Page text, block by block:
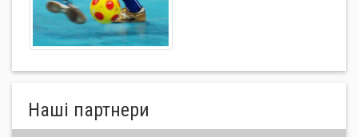
Нашi партнери